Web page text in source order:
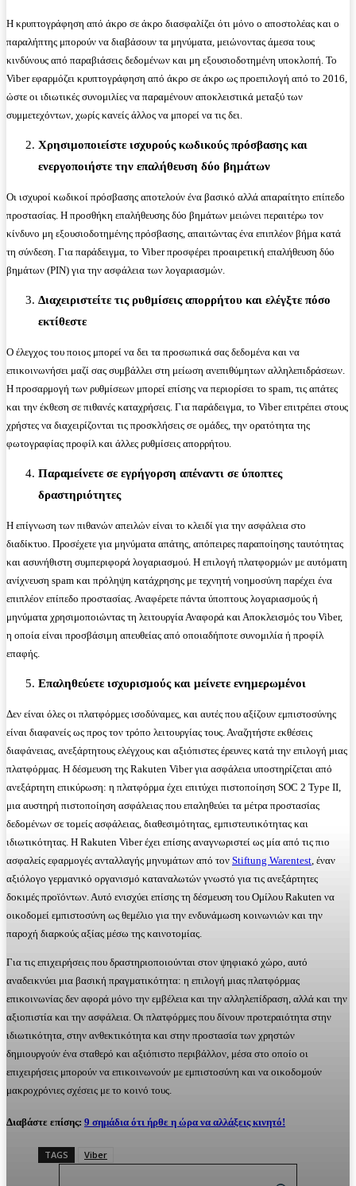
Η κρυπτογράφηση από άκρο σε άκρο διασφαλίζει ότι μόνο ο αποστολέας και ο
παραλήπτης μπορούν να διαβάσουν τα μηνύματα, μειώνοντας άμεσα τους
κινδύνους από παραβιάσεις δεδομένων και μη εξουσιοδοτημένη υποκλοπή. Το
Viber εφαρμόζει κρυπτογράφηση από άκρο σε άκρο ως προεπιλογή από το 2016,
ώστε οι ιδιωτικές συνομιλίες να παραμένουν αποκλειστικά μεταξύ των
συμμετεχόντων, χωρίς κανείς άλλος να μπορεί να τις δει.
Χρησιμοποιείστε ισχυρούς κωδικούς πρόσβασης και
ενεργοποιήστε την επαλήθευση δύο βημάτων
Οι ισχυροί κωδικοί πρόσβασης αποτελούν ένα βασικό αλλά απαραίτητο επίπεδο
προστασίας. Η προσθήκη επαλήθευσης δύο βημάτων μειώνει περαιτέρω τον
κίνδυνο μη εξουσιοδοτημένης πρόσβασης, απαιτώντας ένα επιπλέον βήμα κατά
τη σύνδεση. Για παράδειγμα, το Viber προσφέρει προαιρετική επαλήθευση δύο
βημάτων (PIN) για την ασφάλεια των λογαριασμών.
Διαχειριστείτε τις ρυθμίσεις απορρήτου και ελέγξτε πόσο
εκτίθεστε
Ο έλεγχος του ποιος μπορεί να δει τα προσωπικά σας δεδομένα και να
επικοινωνήσει μαζί σας συμβάλλει στη μείωση ανεπιθύμητων αλληλεπιδράσεων.
Η προσαρμογή των ρυθμίσεων μπορεί επίσης να περιορίσει το spam, τις απάτες
και την έκθεση σε πιθανές καταχρήσεις. Για παράδειγμα, το Viber επιτρέπει στους
χρήστες να διαχειρίζονται τις προσκλήσεις σε ομάδες, την ορατότητα της
φωτογραφίας προφίλ και άλλες ρυθμίσεις απορρήτου.
Παραμείνετε σε εγρήγορση απέναντι σε ύποπτες
δραστηριότητες
Η επίγνωση των πιθανών απειλών είναι το κλειδί για την ασφάλεια στο
διαδίκτυο. Προσέχετε για μηνύματα απάτης, απόπειρες παραποίησης ταυτότητας
και ασυνήθιστη συμπεριφορά λογαριασμού. Η επιλογή πλατφορμών με αυτόματη
ανίχνευση spam και πρόληψη κατάχρησης με τεχνητή νοημοσύνη παρέχει ένα
επιπλέον επίπεδο προστασίας. Αναφέρετε πάντα ύποπτους λογαριασμούς ή
μηνύματα χρησιμοποιώντας τη λειτουργία Αναφορά και Αποκλεισμός του Viber,
η οποία είναι προσβάσιμη απευθείας από οποιαδήποτε συνομιλία ή προφίλ
επαφής.
Επαληθεύετε ισχυρισμούς και μείνετε ενημερωμένοι
Δεν είναι όλες οι πλατφόρμες ισοδύναμες, και αυτές που αξίζουν εμπιστοσύνης
είναι διαφανείς ως προς τον τρόπο λειτουργίας τους. Αναζητήστε εκθέσεις
διαφάνειας, ανεξάρτητους ελέγχους και αξιόπιστες έρευνες κατά την επιλογή μιας
πλατφόρμας. Η δέσμευση της Rakuten Viber για ασφάλεια υποστηρίζεται από
ανεξάρτητη επικύρωση: η πλατφόρμα έχει επιτύχει πιστοποίηση SOC 2 Type II,
μια αυστηρή πιστοποίηση ασφάλειας που επαληθεύει τα μέτρα προστασίας
δεδομένων σε τομείς ασφάλειας, διαθεσιμότητας, εμπιστευτικότητας και
ιδιωτικότητας. Η Rakuten Viber έχει επίσης αναγνωριστεί ως μία από τις πιο
ασφαλείς εφαρμογές ανταλλαγής μηνυμάτων από τον Stiftung Warentest , έναν
αξιόλογο γερμανικό οργανισμό καταναλωτών γνωστό για τις ανεξάρτητες
δοκιμές προϊόντων. Αυτό ενισχύει επίσης τη δέσμευση του Ομίλου Rakuten να
οικοδομεί εμπιστοσύνη ως θεμέλιο για την ενδυνάμωση κοινωνιών και την
παροχή διαρκούς αξίας μέσω της καινοτομίας.
Για τις επιχειρήσεις που δραστηριοποιούνται στον ψηφιακό χώρο, αυτό
αναδεικνύει μια βασική πραγματικότητα: η επιλογή μιας πλατφόρμας
επικοινωνίας δεν αφορά μόνο την εμβέλεια και την αλληλεπίδραση, αλλά και την
αξιοπιστία και την ασφάλεια. Οι πλατφόρμες που δίνουν προτεραιότητα στην
ιδιωτικότητα, στην ανθεκτικότητα και στην προστασία των χρηστών
δημιουργούν ένα σταθερό και αξιόπιστο περιβάλλον, μέσα στο οποίο οι
επιχειρήσεις μπορούν να επικοινωνούν με εμπιστοσύνη και να οικοδομούν
μακροχρόνιες σχέσεις με το κοινό τους.
Διαβάστε επίσης: 9 σημάδια ότι ήρθε η ώρα να αλλάξεις κινητό!
TAGS Viber